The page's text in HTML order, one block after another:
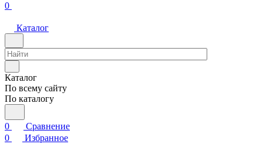
0
Каталог
Каталог
По всему сайту
По каталогу
0
Сравнение
0
Избранное